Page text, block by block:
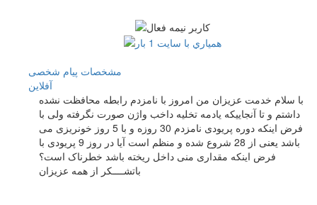
مشخصات پیام شخصی
آفلاين
با سلام خدمت عزیزان من امروز با نامزدم رابطه محافظت نشده
داشتم و تا آنجاییکه یادمه تخلیه داخب واژن صورت نگرفته ولی با
فرض اینکه دوره پریودی نامزدم 30 روزه و با 5 روز خونریزی می
باشد یعنی از 28 شروع شده و منظم است آیا در روز 9 پریودی با
فرض اینکه مقداری منی داخل ریخته باشد خطرناک است؟
باتشــــکر از همه عزیزان